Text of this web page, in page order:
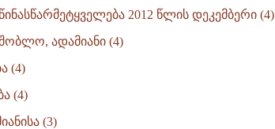
2012 წლის დეკემბერი (4)
ადამიანი (4)
(4)
(4)
(3)